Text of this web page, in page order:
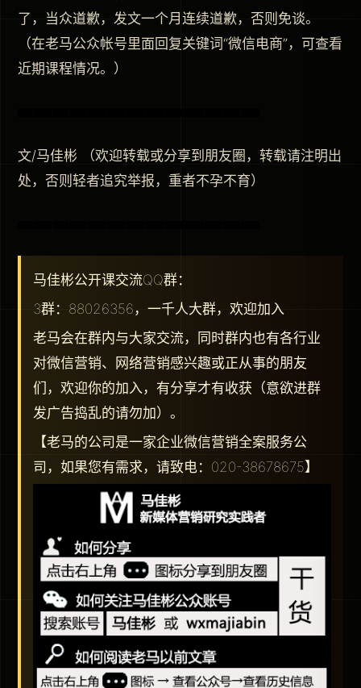
了，当众道歉，发文一个月连续道歉，否则免谈。
（在老马公众帐号里面回复关键词“微信电商”，可查看
近期课程情况。）
文/马佳彬 （欢迎转载或分享到朋友圈，转载请注明出
处，否则轻者追究举报，重者不孕不育）
马佳彬公开课交流QQ群：
3群：88026356，一千人大群，欢迎加入
老马会在群内与大家交流，同时群内也有各行业
对微信营销、网络营销感兴趣或正从事的朋友
们，欢迎你的加入，有分享才有收获（意欲进群
发广告捣乱的请勿加）。
【老马的公司是一家企业微信营销全案服务公
司，如果您有需求，请致电：020-38678675】